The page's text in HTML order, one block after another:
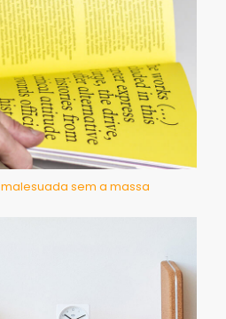
malesuada sem a massa